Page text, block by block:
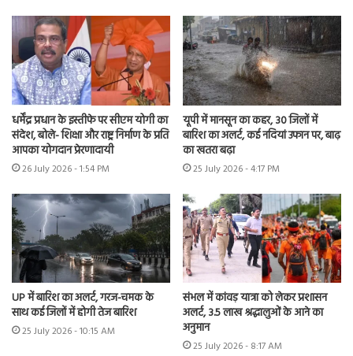
धर्मेंद्र प्रधान के इस्तीफे पर सीएम योगी का
संदेश, बोले- शिक्षा और राष्ट्र निर्माण के प्रति
आपका योगदान प्रेरणादायी
26 July 2026 - 1:54 PM
यूपी में मानसून का कहर, 30 जिलों में
बारिश का अलर्ट, कई नदियां उफान पर, बाढ़
का खतरा बढ़ा
25 July 2026 - 4:17 PM
UP में बारिश का अलर्ट, गरज-चमक के
साथ कई जिलों में होगी तेज बारिश
25 July 2026 - 10:15 AM
संभल में कांवड़ यात्रा को लेकर प्रशासन
अलर्ट, 3.5 लाख श्रद्धालुओं के आने का
अनुमान
25 July 2026 - 8:17 AM